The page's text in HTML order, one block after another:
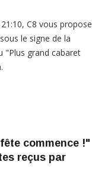
C8 vous propose
le signe de la
"Plus grand cabaret
commence !"
reçus par